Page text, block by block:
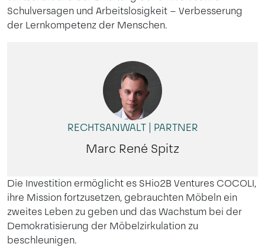
Schulversagen und Arbeitslosigkeit – Verbesserung
der Lernkompetenz der Menschen.
RECHTSANWALT | PARTNER
Marc René Spitz
Die Investition ermöglicht es SHio2B Ventures COCOLI,
ihre Mission fortzusetzen, gebrauchten Möbeln ein
zweites Leben zu geben und das Wachstum bei der
Demokratisierung der Möbelzirkulation zu
beschleunigen.